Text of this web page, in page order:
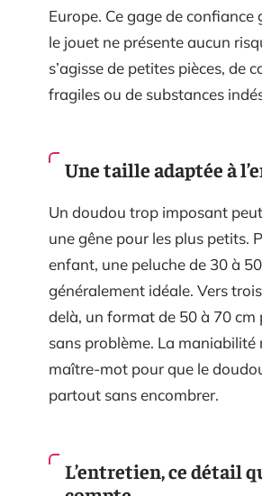
Europe. Ce gage de
le jouet ne présente aucun
s’agisse de petites pièces, de
fragiles ou de substances
Une taille adaptée à
Un doudou trop imposant
une gêne pour les plus petits.
enfant, une peluche de 30 à
généralement idéale. Vers
delà, un format de 50 à 70 cm
sans problème. La maniabilité
maître-mot pour que le
partout sans encombrer.
L’entretien, ce détail